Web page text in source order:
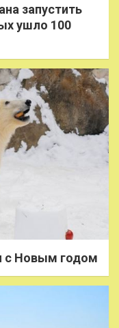
запустить
ушло 100
с Новым годом